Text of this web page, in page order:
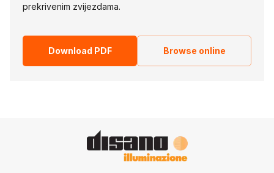
prekrivenim zvijezdama.
Download PDF Browse online